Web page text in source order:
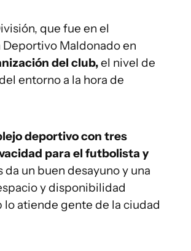
que fue en el
Maldonado en
del club,el nivel de
entorno a la hora de
deportivo con tres
para el futbolista y
un buen desayuno y una
y disponibilidad
lo atiende gente de la ciudad